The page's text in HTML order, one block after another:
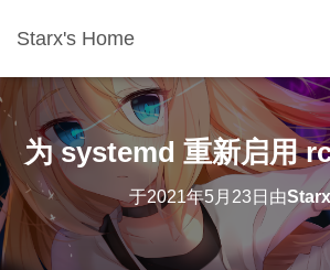
Starx's Home
为 systemd 重新启用
于2021年5月23日 由Starx